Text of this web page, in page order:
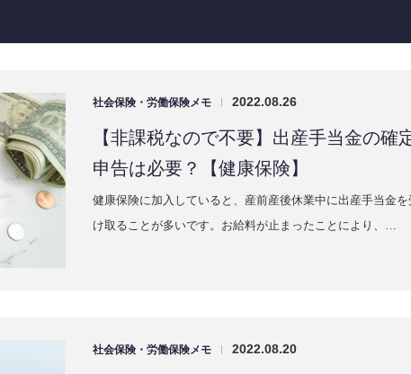
社会保険・労働保険メモ | 2022.08.26
【非課税なので不要】出産手当金の確
申告は必要？【健康保険】
健康保険に加入していると、産前産後休業中に出産手当金を
け取ることが多いです。お給料が止まったことにより、…
社会保険・労働保険メモ | 2022.08.20